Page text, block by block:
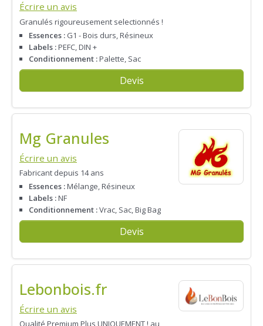
Écrire un avis
Granulés rigoureusement selectionnés !
Essences : G1 - Bois durs, Résineux
Labels :PEFC, DIN +
Conditionnement :Palette, Sac
Devis
Mg Granules
Écrire un avis
Fabricant depuis 14 ans
Essences :Mélange, Résineux
Labels :NF
Conditionnement :Vrac, Sac, Big Bag
Devis
Lebonbois.fr
Écrire un avis
Qualité Premium Plus UNIQUEMENT ! au